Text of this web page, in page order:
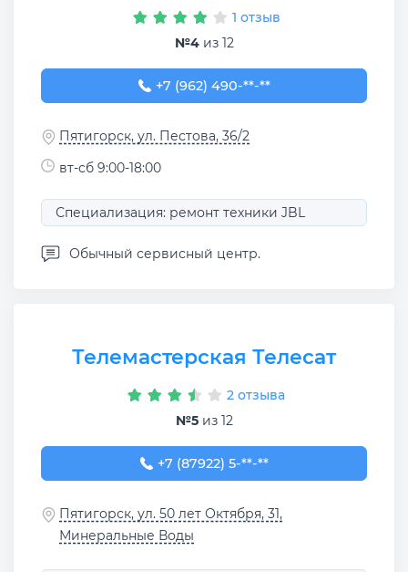
1 отзыв
№4из 12
+7 (962) 490-24-81
+7 (962) 490-**-**
Пятигорск, ул. Пестова, 36/2
вт-сб 9:00-18:00
Специализация: ремонт техники JBL
Обычный сервисный центр.
Телемастерская Телесат
2 отзыва
№5из 12
+7 (87922) 5-30-62
+7 (87922) 5-**-**
Пятигорск, ул. 50 лет Октября, 31,
Минеральные Воды